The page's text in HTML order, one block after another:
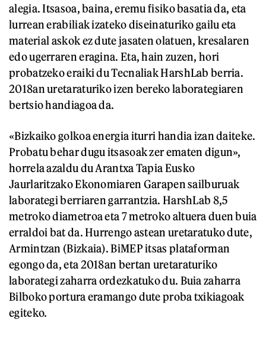
alegia. Itsasoa, baina, eremu fisiko basatia da, eta
lurrean erabiliak izateko diseinaturiko gailu eta
material askok ez dute jasaten olatuen, kresalaren
edo ugerraren eragina. Eta, hain zuzen, hori
probatzeko eraiki du Tecnaliak HarshLab berria.
2018an uretaraturiko izen bereko laborategiaren
bertsio handiagoa da.
«Bizkaiko golkoa energia iturri handia izan daiteke.
Probatu behar dugu itsasoak zer ematen digun»,
horrela azaldu du Arantxa Tapia Eusko
Jaurlaritzako Ekonomiaren Garapen sailburuak
laborategi berriaren garrantzia. HarshLab 8,5
metroko diametroa eta 7 metroko altuera duen buia
erraldoi bat da. Hurrengo astean uretaratuko dute,
Armintzan (Bizkaia). BiMEP itsas plataforman
egongo da, eta 2018an bertan uretaraturiko
laborategi zaharra ordezkatuko du. Buia zaharra
Bilboko portura eramango dute proba txikiagoak
egiteko.